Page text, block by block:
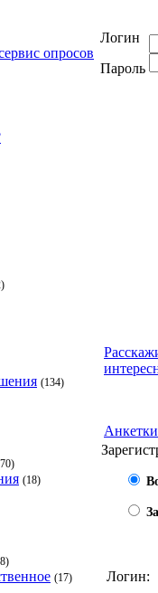
Логин
Пароль
(134)
(18)
(17)
Анкетки
Логин: